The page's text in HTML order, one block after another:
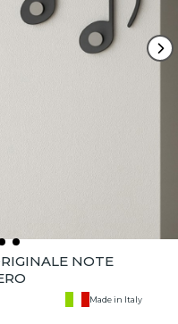
NOTE
Made in Italy